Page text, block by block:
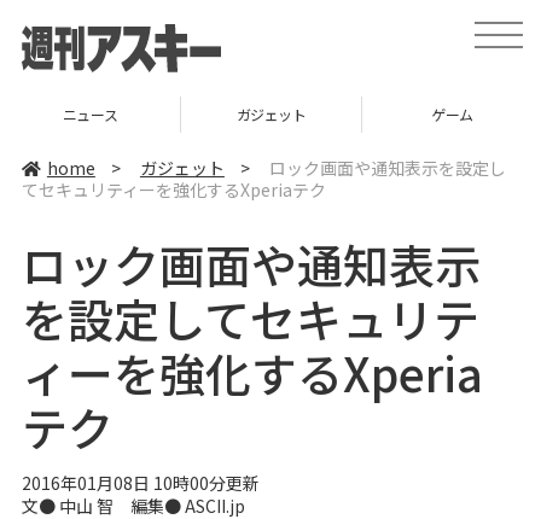
t
o
v
ニュース ガジェット ゲーム
home > ガジェット >
ロック画面や通知表示を設定し
てセキュリティーを強化するXperiaテク
ロック画面や通知表示
を設定してセキュリテ
ィーを強化するXperia
テク
2016年01月08日 10時00分更新
文● 中山 智 編集● ASCII.jp